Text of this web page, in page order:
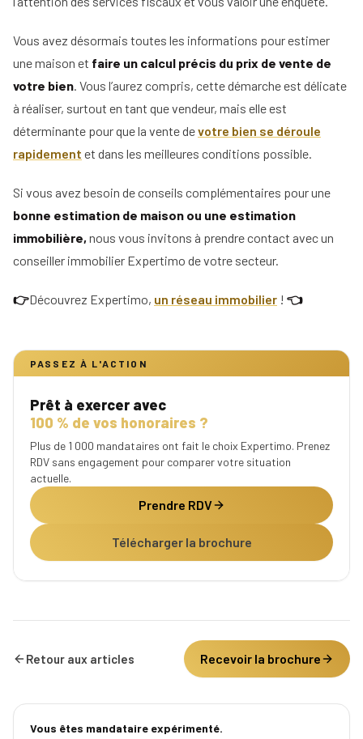
Vous avez désormais toutes les informations pour estimer
une maison et faire un calcul précis du prix de vente de
votre bien. Vous l’aurez compris, cette démarche est délicate
à réaliser, surtout en tant que vendeur, mais elle est
déterminante pour que la vente devotre bien se déroule
rapidement et dans les meilleures conditions possible.
Si vous avez besoin de conseils complémentaires pour une
bonne estimation de maison ou une estimation
immobilière, nous vous invitons à prendre contact avec un
conseiller immobilier Expertimo de votre secteur.
👉Découvrez Expertimo, un réseau immobilier ! 👈
PASSEZ À L'ACTION
Prêt à exercer avec
100 % de vos honoraires ?
Plus de 1 000 mandataires ont fait le choix Expertimo. Prenez
RDV sans engagement pour comparer votre situation
actuelle.
Prendre RDV
Télécharger la brochure
Retour aux articles Recevoir la brochure
Vous êtes mandataire expérimenté.